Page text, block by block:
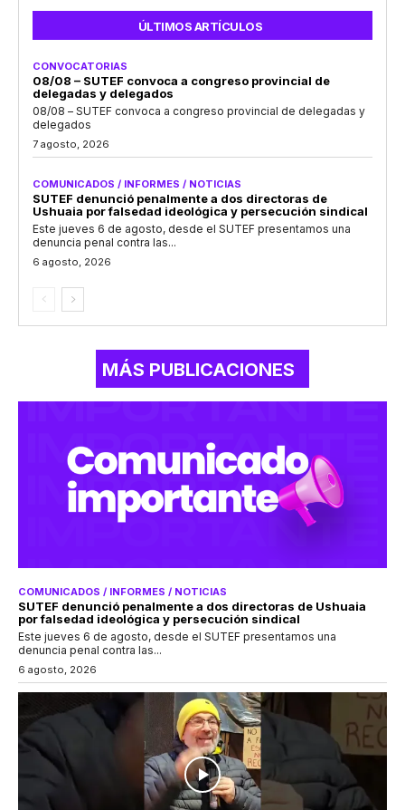
ÚLTIMOS ARTÍCULOS
CONVOCATORIAS
08/08 – SUTEF convoca a congreso provincial de
delegadas y delegados
08/08 – SUTEF convoca a congreso provincial de delegadas y
delegados
7 agosto, 2026
COMUNICADOS / INFORMES / NOTICIAS
SUTEF denunció penalmente a dos directoras de
Ushuaia por falsedad ideológica y persecución sindical
Este jueves 6 de agosto, desde el SUTEF presentamos una
denuncia penal contra las...
6 agosto, 2026
MÁS PUBLICACIONES
COMUNICADOS / INFORMES / NOTICIAS
SUTEF denunció penalmente a dos directoras de Ushuaia
por falsedad ideológica y persecución sindical
Este jueves 6 de agosto, desde el SUTEF presentamos una
denuncia penal contra las...
6 agosto, 2026